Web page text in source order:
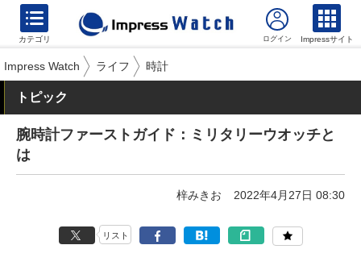
カテゴリ Impressサイト
Impress Watch ライフ 時計
トピック
腕時計ファーストガイド：ミリタリーウオッチと
は
梓みきお 2022年4月27日 08:30
リスト